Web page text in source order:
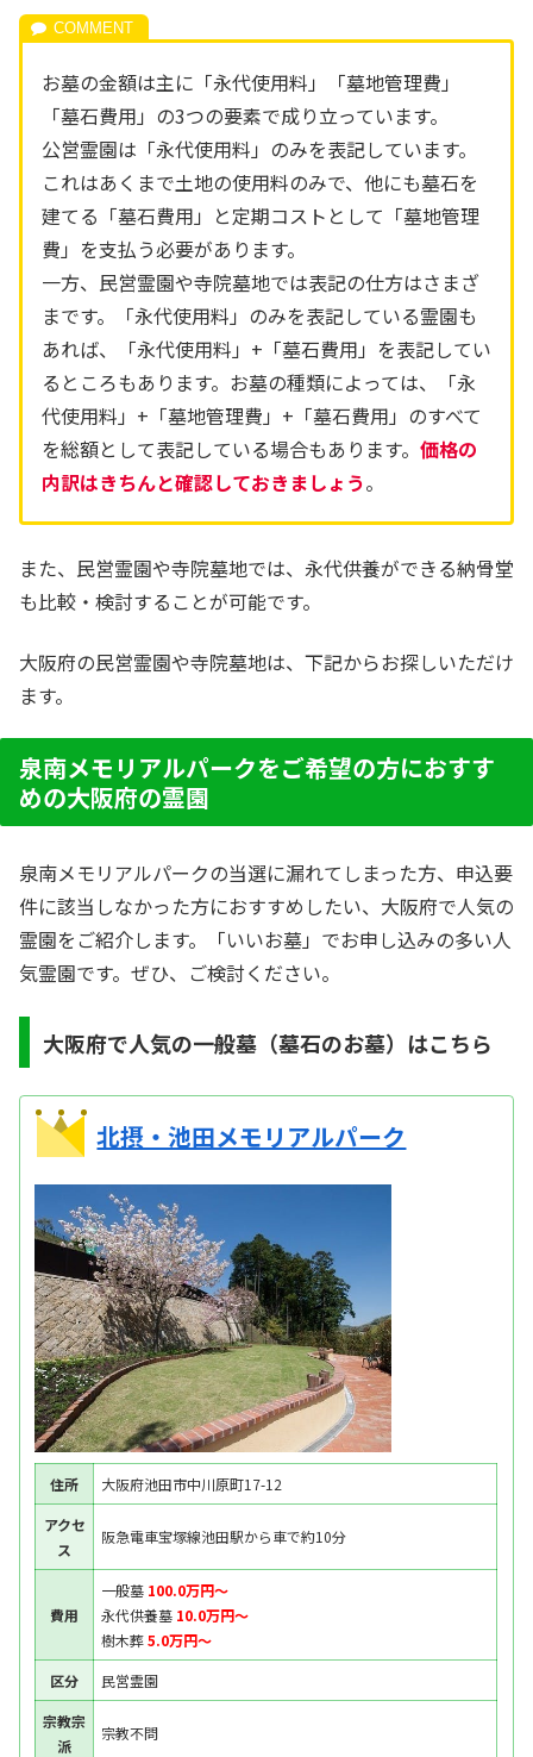
お墓の金額は主に「永代使用料」「墓地管理費」
「墓石費用」の3つの要素で成り立っています。
公営霊園は「永代使用料」のみを表記しています。
これはあくまで土地の使用料のみで、他にも墓石を
建てる「墓石費用」と定期コストとして「墓地管理
費」を支払う必要があります。
一方、民営霊園や寺院墓地では表記の仕方はさまざ
まです。「永代使用料」のみを表記している霊園も
あれば、「永代使用料」+「墓石費用」を表記してい
るところもあります。お墓の種類によっては、「永
代使用料」+「墓地管理費」+「墓石費用」のすべて
を総額として表記している場合もあります。 価格の
内訳はきちんと確認しておきましょう。
また、民営霊園や寺院墓地では、永代供養ができる納骨堂
も比較・検討することが可能です。
大阪府の民営霊園や寺院墓地は、下記からお探しいただけ
ます。
泉南メモリアルパークをご希望の方におすす
めの大阪府の霊園
泉南メモリアルパークの当選に漏れてしまった方、申込要
件に該当しなかった方におすすめしたい、大阪府で人気の
霊園をご紹介します。「いいお墓」でお申し込みの多い人
気霊園です。ぜひ、ご検討ください。
大阪府で人気の一般墓（墓石のお墓）はこちら
北摂・池田メモリアルパーク
住所
大阪府池田市中川原町17-12
アクセ
ス
阪急電車宝塚線池田駅から車で約10分
費用
一般墓 100.0万円〜
永代供養墓 10.0万円〜
樹木葬5.0万円〜
区分
民営霊園
宗教宗
派
宗教不問